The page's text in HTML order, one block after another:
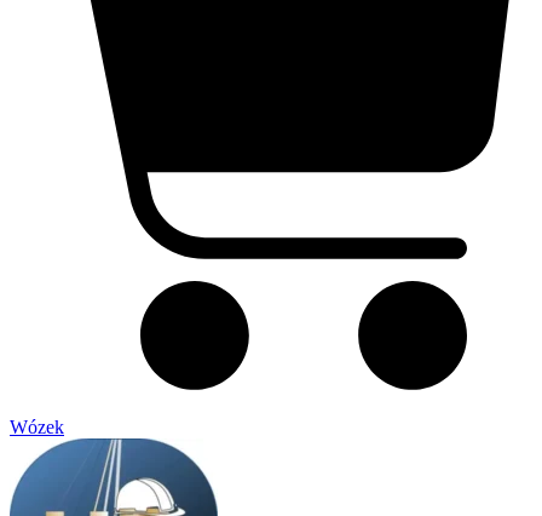
Wózek